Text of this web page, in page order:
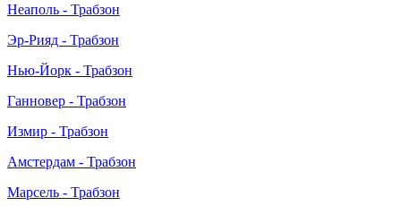
Неаполь - Трабзон
Эр-Рияд - Трабзон
Нью-Йорк - Трабзон
Ганновер - Трабзон
Измир - Трабзон
Амстердам - Трабзон
Марсель - Трабзон